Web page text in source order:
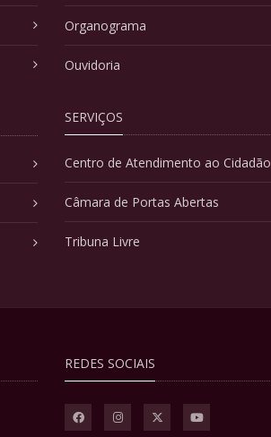
Organograma
Ouvidoria
SERVIÇOS
Centro de Atendimento ao Cidadão
Câmara de Portas Abertas
Tribuna Livre
REDES SOCIAIS